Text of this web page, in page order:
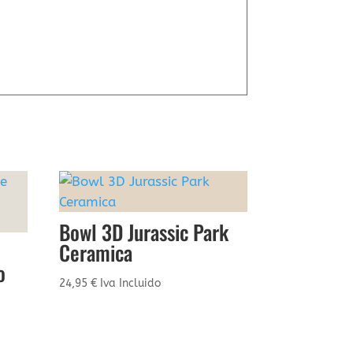
Bowl 3D Jurassic Park
Ceramica
24,95€ Iva Incluido